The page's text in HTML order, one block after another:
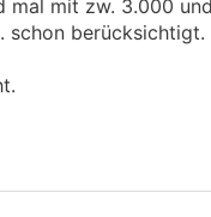
mit zw. 3.000
schon berücksichtigt.